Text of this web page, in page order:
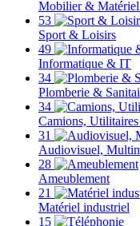
Mobilier & Matériel
53
Sport & Loisirs
49
Informatique & IT
34
Plomberie &
34
Camions,
31
Audiovisuel,
28
Ameublement
21
Matériel industriel
15